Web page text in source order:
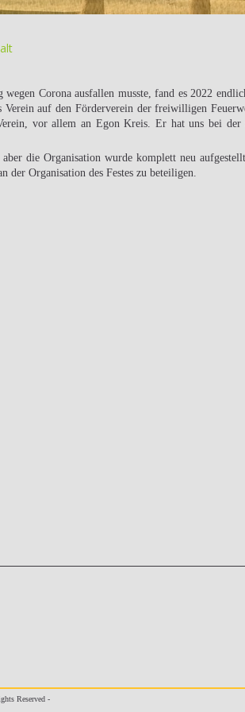
wegen Corona ausfallen musste, fand es 2022
Verein auf den Förderverein der freiwilligen
vor allem an Egon Kreis. Er hat uns bei
die Organisation wurde komplett neu
der Organisation des Festes zu beteiligen.
Reserved -